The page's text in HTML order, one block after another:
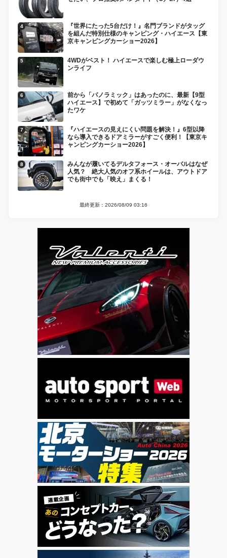
『世界にたった5台だけ！』名門ブランドがタッグ
を組んだ特別仕様のキャンピング・ハイエース【東
京キャンピングカーショー2026】
4WDがベスト！ ハイエースで楽しむ極上ローダウ
ンライフ
前から「パノラミック」はあったのに、最新【9型
ハイエース】で初めて「ガッツミラー」がなくなっ
たワケ
『ハイエースの見えにくい問題を解決！』6型以降
なら導入できるドアミラーがすごく便利！【東京キ
ャンピングカーショー2026】
みんなが履いてるデルタフォース・オーバルはなぜ
人気？ 絶大人気のオフ系ホイールは、アウトドア
でも街中でも「映え」まくる！
最終更新：2026/08/09 03:16